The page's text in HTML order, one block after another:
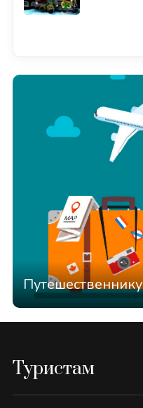
Путешественнику
Туристам